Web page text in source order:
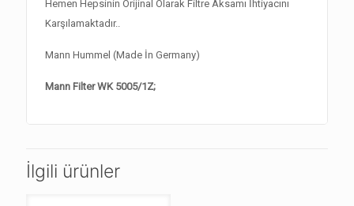
Hemen Hepsinin Orijinal Olarak Filtre Aksamı İhtiyacını
Karşılamaktadır..
Mann Hummel (Made İn Germany)
Mann Filter WK 5005/1Z;
İlgili ürünler